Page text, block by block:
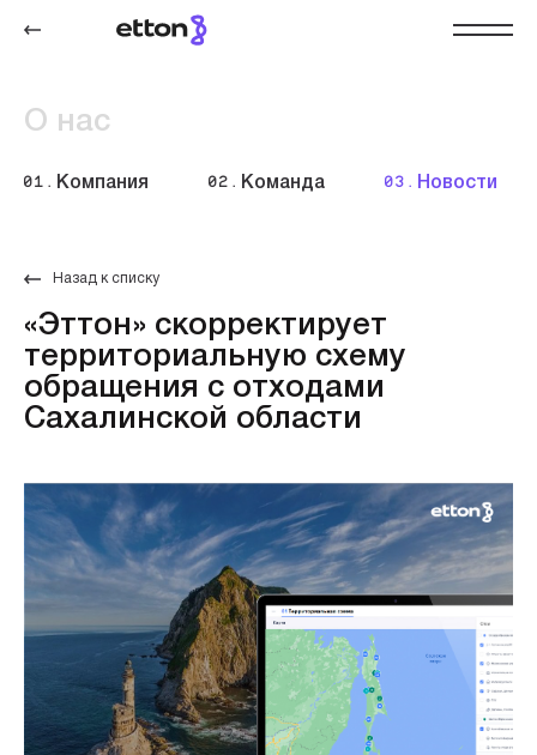
О нас
01. Компания 02. Команда 03. Новости
Назад к списку
«Эттон» скорректирует
территориальную схему
обращения с отходами
Сахалинской области